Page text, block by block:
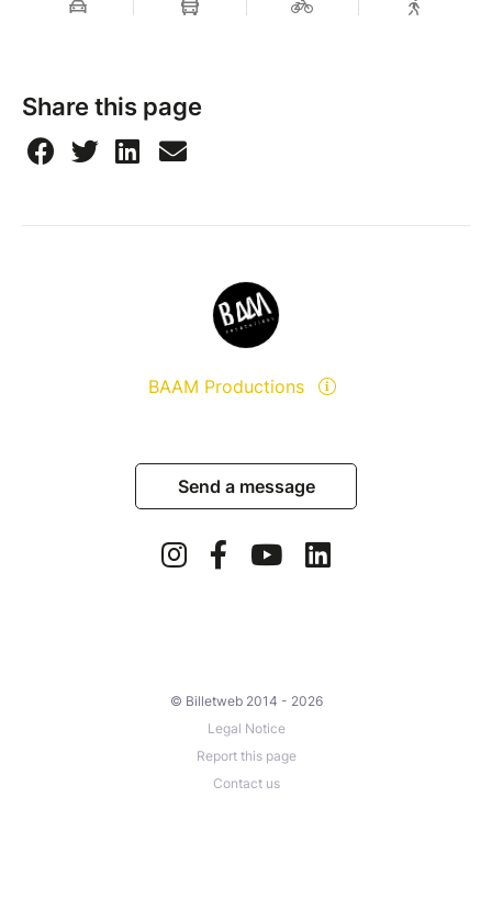
Share this page
BAAM Productions
Send a message
© Billetweb 2014 - 2026
Legal Notice
Report this page
Contact us